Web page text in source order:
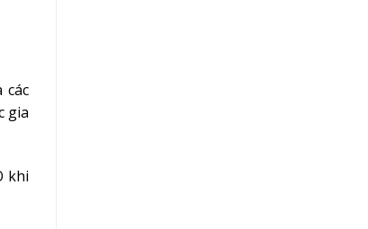
các
gia
khi